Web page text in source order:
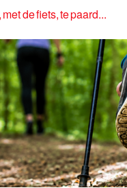
de fiets, te paard...